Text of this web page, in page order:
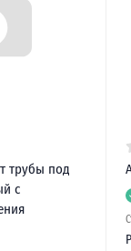
трубы под
с